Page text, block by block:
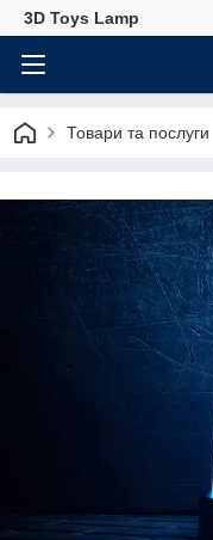
3D Toys Lamp
Товари та послуги